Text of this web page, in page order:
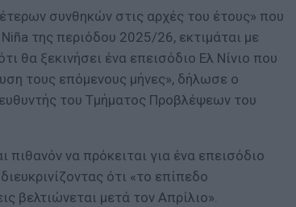
συνθηκών στις αρχές του έτους» που
της περιόδου 2025/26, εκτιμάται με
θα ξεκινήσει ένα επεισόδιο Ελ Νίνιο που
τους επόμενους μήνες», δήλωσε ο
του Τμήματος Προβλέψεων του
πιθανόν να πρόκειται για ένα επεισόδιο
ότι «το επίπεδο
βελτιώνεται μετά τον Απρίλιο».